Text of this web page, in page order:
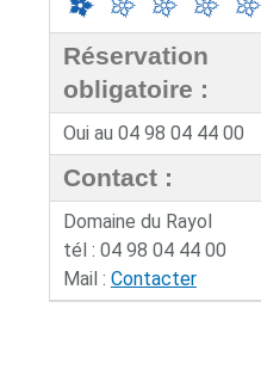
Réservation
obligatoire :
Oui au 04 98 04 44 00
Contact :
Domaine du Rayol
tél : 04 98 04 44 00
Mail : Contacter